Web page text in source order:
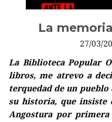
La
27/03/
La Biblioteca Popular
libros, me atrevo a
terquedad de un pueblo
su historia, que insiste
Angostura por